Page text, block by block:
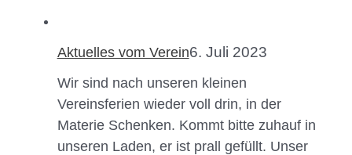
Aktuelles vom Verein6. Juli 2023
Wir sind nach unseren kleinen
Vereinsferien wieder voll drin, in der
Materie Schenken. Kommt bitte zuhauf in
unseren Laden, er ist prall gefüllt. Unser